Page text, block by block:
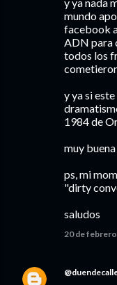
mundo
facebook
ADN para
todos los
y ya si
1984 de
muy
ps, mi
"dirty
saludos
20 de febrero